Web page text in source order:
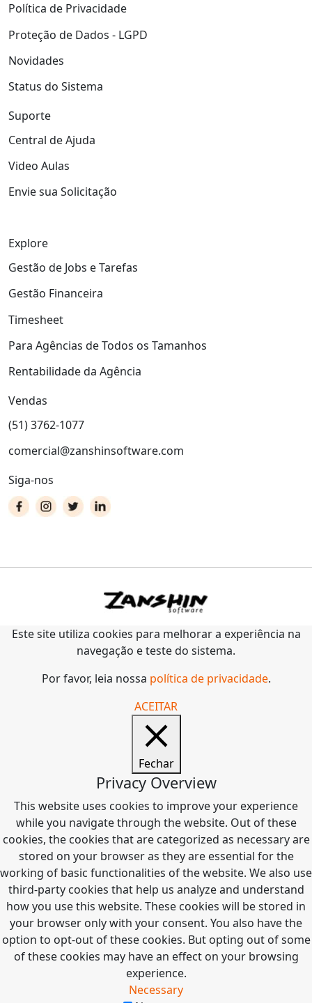
Política de Privacidade
Proteção de Dados - LGPD
Novidades
Status do Sistema
Suporte
Central de Ajuda
Video Aulas
Envie sua Solicitação
Explore
Gestão de Jobs e Tarefas
Gestão Financeira
Timesheet
Para Agências de Todos os Tamanhos
Rentabilidade da Agência
Vendas
(51) 3762-1077
comercial@zanshinsoftware.com
Siga-nos
Este site utiliza cookies para melhorar a experiência na
navegação e teste do sistema.
Por favor, leia nossa política de privacidade.
ACEITAR
Fechar
Privacy Overview
This website uses cookies to improve your experience
while you navigate through the website. Out of these
cookies, the cookies that are categorized as necessary are
stored on your browser as they are essential for the
working of basic functionalities of the website. We also use
third-party cookies that help us analyze and understand
how you use this website. These cookies will be stored in
your browser only with your consent. You also have the
option to opt-out of these cookies. But opting out of some
of these cookies may have an effect on your browsing
experience.
Necessary